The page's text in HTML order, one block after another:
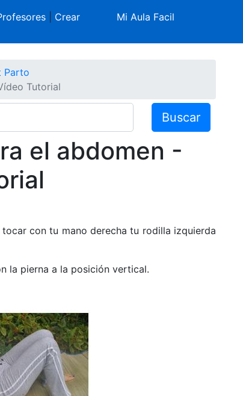
| Crear
Mi Aula Facil
Parto
Tutorial
Buscar
el abdomen -
con tu mano derecha tu rodilla izquierda
la pierna a la posición vertical.